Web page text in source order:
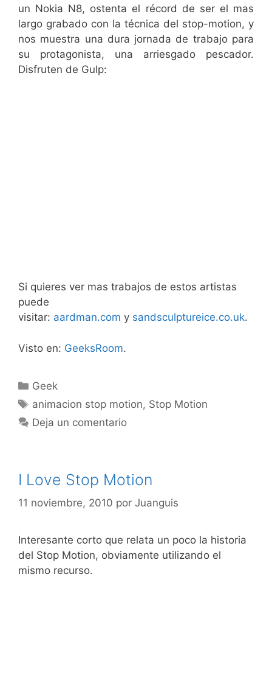
un Nokia N8, ostenta el récord de ser el mas
largo grabado con la técnica del stop-motion, y
nos muestra una dura jornada de trabajo para
su protagonista, una arriesgado pescador.
Disfruten de Gulp:
Si quieres ver mas trabajos de estos artistas
puede
visitar: aardman.com y sandsculptureice.co.uk.
Visto en: GeeksRoom.
Categorías
Geek
Etiquetas
animacion stop motion, Stop Motion
Deja un comentario
I Love Stop Motion
11 noviembre, 2010 por Juanguis
Interesante corto que relata un poco la historia
del Stop Motion, obviamente utilizando el
mismo recurso.